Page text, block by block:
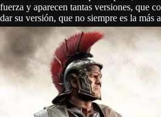
fuerza y aparecen tantas versiones, que
dar su versión, que no siempre es la más